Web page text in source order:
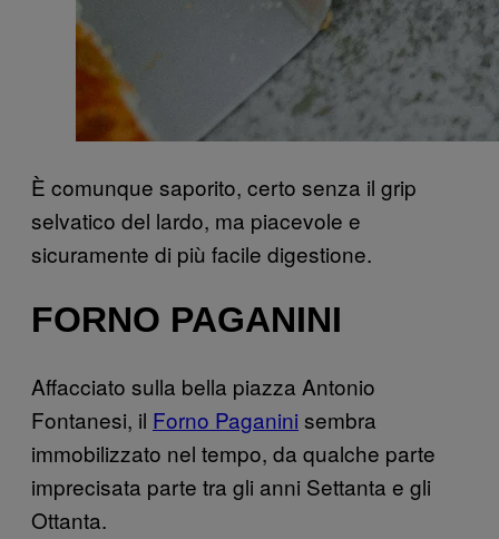
È comunque saporito, certo senza il grip
selvatico del lardo, ma piacevole e
sicuramente di più facile digestione.
FORNO PAGANINI
Affacciato sulla bella piazza Antonio
Fontanesi, il Forno Paganini sembra
immobilizzato nel tempo, da qualche parte
imprecisata parte tra gli anni Settanta e gli
Ottanta.